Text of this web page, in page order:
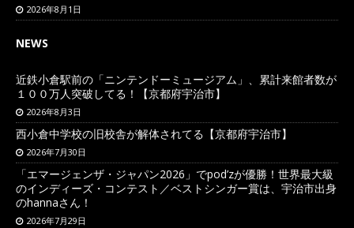
2026年8月1日
NEWS
近鉄小倉駅前の「ニンテンドーミュージアム」、累計来館者数が
１００万人突破してる！【京都府宇治市】
2026年8月3日
西小倉中学校の旧校舎が解体されてる【京都府宇治市】
2026年7月30日
「エマージェンザ・ジャパン2026」でpod’zが優勝！世界最大級
のインディーズ・コンテスト／ベストシンガー賞は、宇治市出身
のhannaさん！
2026年7月29日